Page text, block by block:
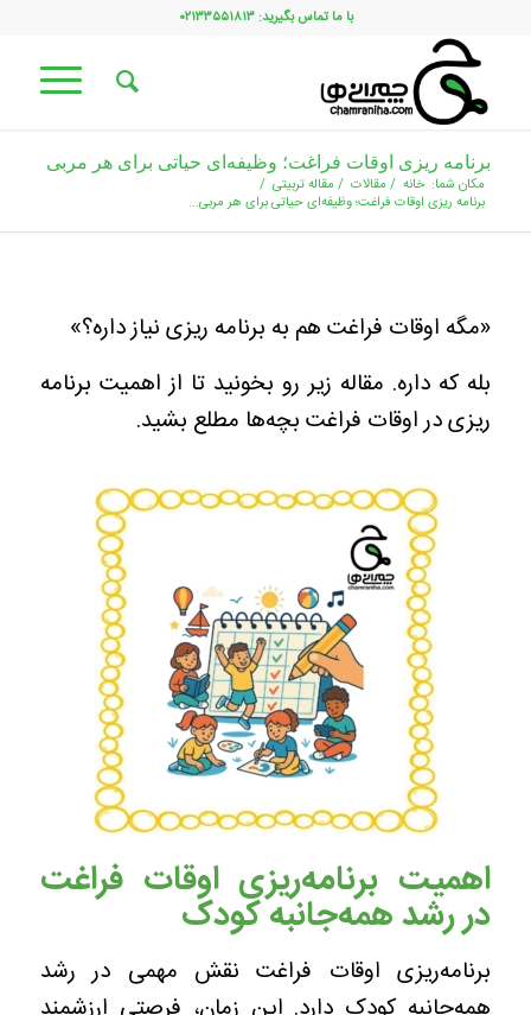
با ما تماس بگیرید: ۰۲۱۳۳۵۵۱۸۱۳
برنامه‌ ریزی اوقات فراغت؛ وظیفه‌ای حیاتی برای هر مربی
مکان شما: خانه / مقالات / مقاله تربیتی /
برنامه‌ ریزی اوقات فراغت؛ وظیفه‌ای حیاتی برای هر مربی...
«مگه اوقات فراغت هم به برنامه ریزی نیاز داره؟»
بله که داره. مقاله زیر رو بخونید تا از اهمیت برنامه
ریزی در اوقات فراغت بچه‌ها مطلع بشید.
اهمیت برنامه‌ریزی اوقات فراغت
در رشد همه‌جانبه کودک
برنامه‌ریزی اوقات فراغت نقش مهمی در رشد